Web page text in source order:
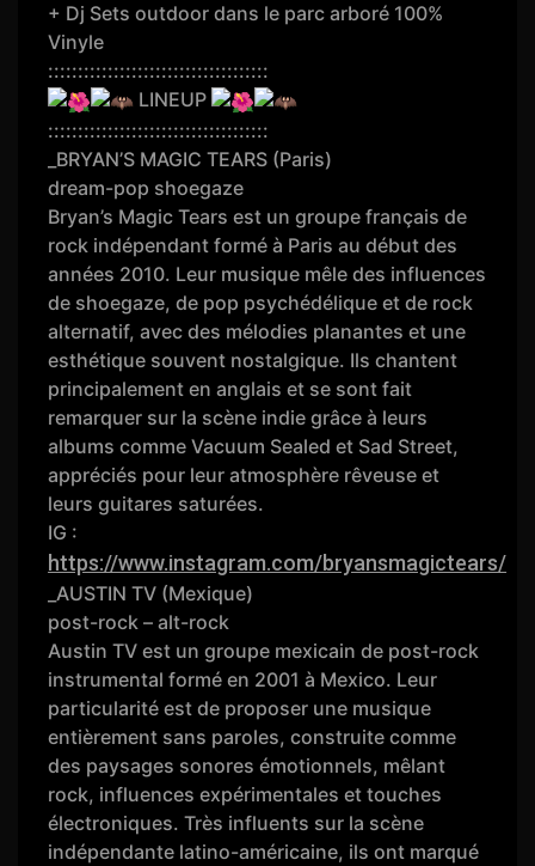
+ Dj Sets outdoor dans le parc arboré 100%
Vinyle
:::::::::::::::::::::::::::::::::::::
LINEUP
:::::::::::::::::::::::::::::::::::::
_BRYAN’S MAGIC TEARS (Paris)
dream-pop shoegaze
Bryan’s Magic Tears est un groupe français de
rock indépendant formé à Paris au début des
années 2010. Leur musique mêle des influences
de shoegaze, de pop psychédélique et de rock
alternatif, avec des mélodies planantes et une
esthétique souvent nostalgique. Ils chantent
principalement en anglais et se sont fait
remarquer sur la scène indie grâce à leurs
albums comme Vacuum Sealed et Sad Street,
appréciés pour leur atmosphère rêveuse et
leurs guitares saturées.
IG :
https://www.instagram.com/bryansmagictears/
_AUSTIN TV (Mexique)
post-rock – alt-rock
Austin TV est un groupe mexicain de post-rock
instrumental formé en 2001 à Mexico. Leur
particularité est de proposer une musique
entièrement sans paroles, construite comme
des paysages sonores émotionnels, mêlant
rock, influences expérimentales et touches
électroniques. Très influents sur la scène
indépendante latino-américaine, ils ont marqué